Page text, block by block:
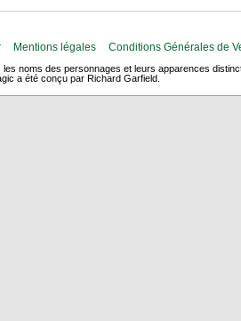
Mentions légales Conditions Générales de
noms des personnages et leurs apparences
a été conçu par Richard Garfield.